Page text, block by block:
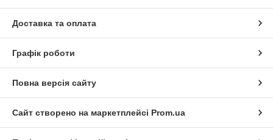
Доставка та оплата
Графік роботи
Повна версія сайту
Сайт створено на маркетплейсі Prom.ua